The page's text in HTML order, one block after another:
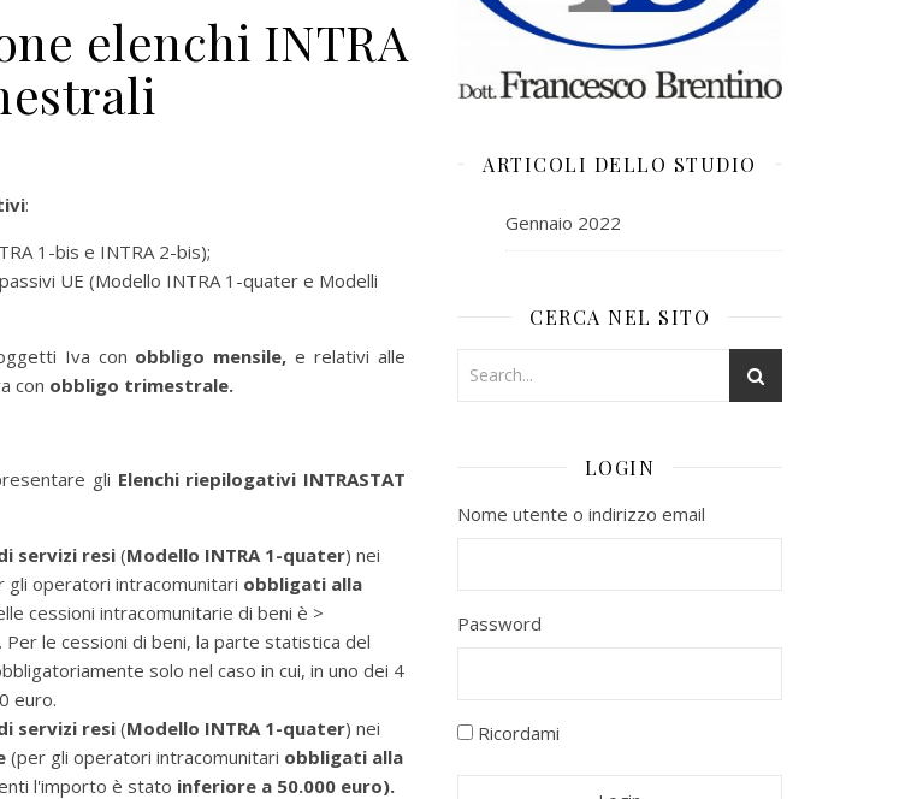
elenchi INTRA
:
1-bis e INTRA 2-bis);
UE (Modello INTRA 1-quater e Modelli
Iva con obbligo mensile,e relativi alle
con obbligo trimestrale.
gli Elenchi riepilogativi INTRASTAT
servizi resi (Modello INTRA 1-quater) nei
gli operatori intracomunitari obbligati alla
cessioni intracomunitarie di beni è >
le cessioni di beni, la parte statistica del
solo nel caso in cui, in uno dei 4
euro.
servizi resi (Modello INTRA 1-quater) nei
(per gli operatori intracomunitari obbligati alla
l'importo è stato inferiore a 50.000 euro).
ARTICOLI DELLO STUDIO
Gennaio 2022
CERCA NEL SITO
LOGIN
Nome utente o indirizzo email
Password
Ricordami